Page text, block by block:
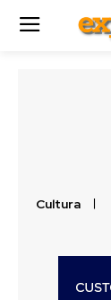
Cultura